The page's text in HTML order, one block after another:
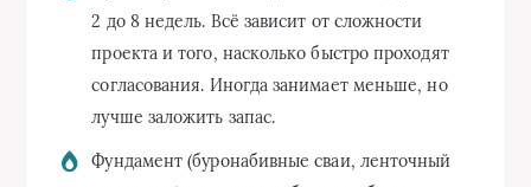
2 до 8 недель. Всё зависит от сложности
проекта и того, насколько быстро проходят
согласования. Иногда занимает меньше, но
лучше заложить запас.
Фундамент (буронабивные сваи, ленточный